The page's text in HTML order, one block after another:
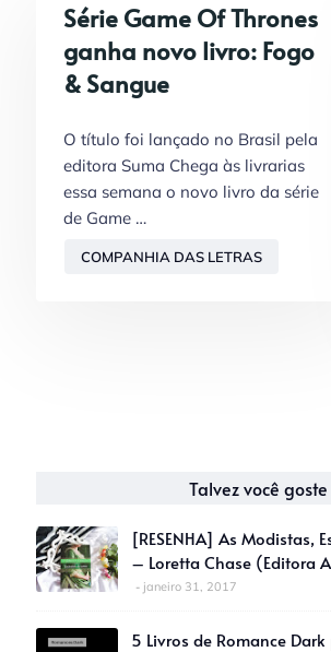
Série Game Of Thrones
ganha novo livro: Fogo
& Sangue
O título foi lançado no Brasil pela
editora Suma Chega às livrarias
essa semana o novo livro da série
de Game …
COMPANHIA DAS LETRAS
Talvez você goste
[RESENHA] As Modistas,
– Loretta Chase (Editora
janeiro 31, 2017
5 Livros de Romance